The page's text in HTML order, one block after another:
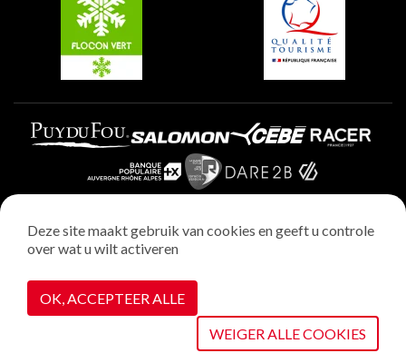
VOIR SUR LA CARTE
Plagne Aime 2000
Wettelijke vermeldingen
Privacybeleid
Realisatie : StudioJuillet
Cookiebeheer
Deze site maakt gebruik van cookies en geeft u controle
over wat u wilt activeren
OK, ACCEPTEER ALLE
WEIGER ALLE COOKIES